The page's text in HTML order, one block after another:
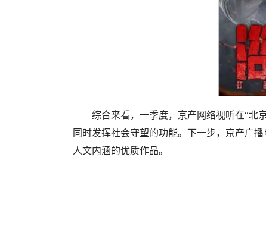
综合来看，一季度，京产网络视听在“北
同时发挥社会守望的功能。下一步，京产广
人文内涵的优质作品。